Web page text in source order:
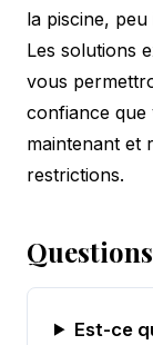
la piscine,
Les solutions
vous
confiance que
maintenant et
restrictions.
Est-ce